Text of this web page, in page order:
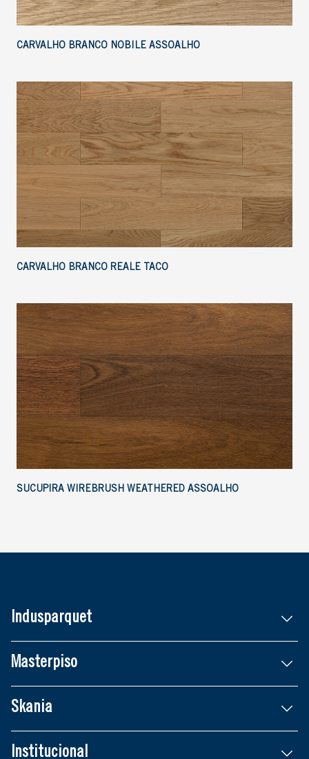
CARVALHO BRANCO NOBILE ASSOALHO
CARVALHO BRANCO REALE TACO
SUCUPIRA WIREBRUSH WEATHERED ASSOALHO
Indusparquet
Masterpiso
Skania
Institucional